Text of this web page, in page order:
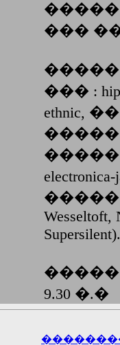
���
��� : hip-
ethnic,
Wesseltoft,
Supersilent).
9.30 �.�